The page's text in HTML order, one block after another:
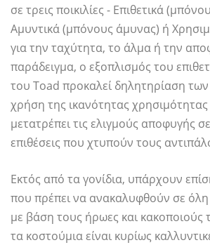
σε τρεις ποικιλίες - Επιθετικά
Αμυντικά (μπόνους άμυνας) ή
για την ταχύτητα, το άλμα ή την
παράδειγμα, ο εξοπλισμός του
του Toad προκαλεί δηλητηρίαση
χρήση της ικανότητας
μετατρέπει τις ελιγμούς αποφυγής
επιθέσεις που χτυπούν τους
Εκτός από τα γονίδια, υπάρχουν
που πρέπει να ανακαλυφθούν σε όλη
με βάση τους ήρωες και κακοποιούς
τα κοστούμια είναι κυρίως